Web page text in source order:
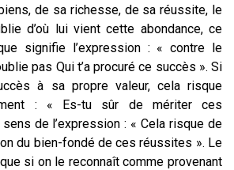
de sa richesse, de sa réussite, le
d’où lui vient cette abondance, ce
signifie l’expression : « contre le
pas Qui t’a procuré ce succès ». Si
à sa propre valeur, cela risque
: « Es-tu sûr de mériter ces
de l’expression : « Cela risque de
du bien-fondé de ces réussites ». Le
si on le reconnaît comme provenant